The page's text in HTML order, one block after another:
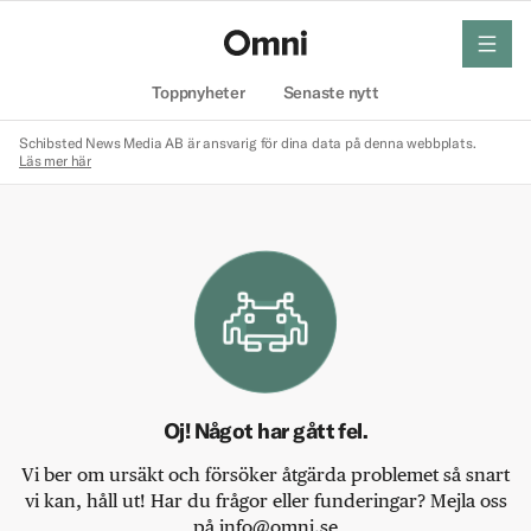
Toppnyheter Senaste nytt
meny
Schibsted News Media AB är ansvarig för dina data på denna webbplats.
Läs mer här
Oj! Något har gått fel.
Vi ber om ursäkt och försöker åtgärda problemet så snart
vi kan, håll ut! Har du frågor eller funderingar? Mejla oss